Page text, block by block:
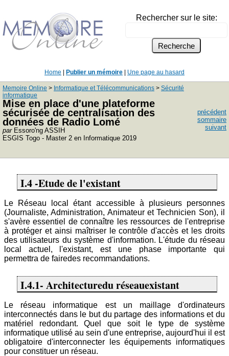
Rechercher sur le site:
Home Publier un mémoire Une page au hasard
Memoire Online > Informatique et Télécommunications > Sécurité
informatique
Mise en place d'une plateforme
sécurisée de centralisation des
données de Radio Lomé
parEssoro'ng ASSIH
ESGIS Togo - Master 2 en Informatique 2019
précédent
sommaire
suivant
I.4 -Etude de l'existant
Le Réseau local étant accessible à plusieurs personnes
(Journaliste, Administration, Animateur et Technicien Son), il
s'avère essentiel de connaître les ressources de l'entreprise
à protéger et ainsi maîtriser le contrôle d'accès et les droits
des utilisateurs du système d'information. L'étude du réseau
local actuel, l'existant, est une phase importante qui
permettra de fairedes recommandations.
I.4.1- Architecturedu réseauexistant
Le réseau informatique est un maillage d'ordinateurs
interconnectés dans le but du partage des informations et du
matériel redondant. Quel que soit le type de système
informatique utilisé au sein d'une entreprise, aujourd'hui il est
obligatoire d'interconnecter les équipements informatiques
pour constituer un réseau.